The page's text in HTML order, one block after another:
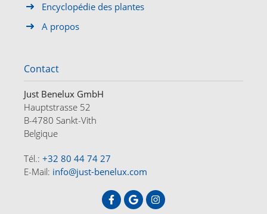
OFFRES A PROPOS
Encyclopédie des plantes
A propos
Contact
Just Benelux GmbH
Hauptstrasse 52
B-4780 Sankt-Vith
Belgique
Tél.: +32 80 44 74 27
E-Mail: info@just-benelux.com